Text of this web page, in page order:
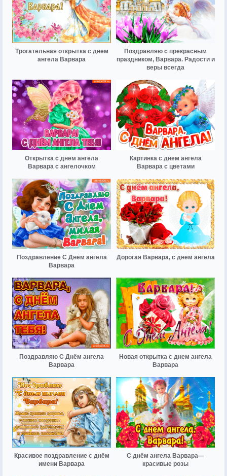
Трогательная открытка с днем
ангела Варвара
Поздравляю с прекрасным
праздником, Варвара. Радости и
веры всегда
Открытка с днем ангела
Варвара с ангелочком
Картинка с днем ангела
Варвара с цветами
Поздравление С Днём ангела
Варвара
Дорогая Варвара, с днём ангела
Поздравляю С Днём ангела
Варвара
Новая открытка с днем ангела
Варвара
Красивое поздравление с днём
имени Варвара
С днём ангела Варвара—
красивые розы